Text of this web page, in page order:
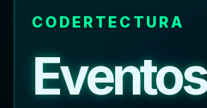
CODERTECTURA
Eventos